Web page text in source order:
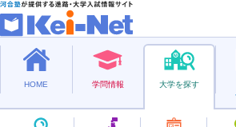
HOME 学問情報 大学を探す